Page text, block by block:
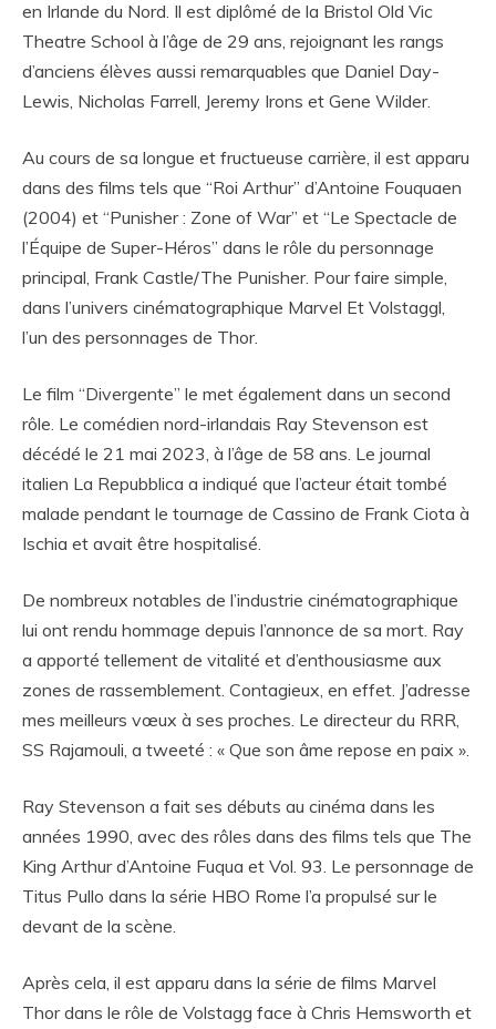
en Irlande du Nord. Il est diplômé de la Bristol Old Vic
Theatre School à l’âge de 29 ans, rejoignant les rangs
d’anciens élèves aussi remarquables que Daniel Day-
Lewis, Nicholas Farrell, Jeremy Irons et Gene Wilder.
Au cours de sa longue et fructueuse carrière, il est apparu
dans des films tels que “Roi Arthur” d’Antoine Fouquaen
(2004) et “Punisher : Zone of War” et “Le Spectacle de
l’Équipe de Super-Héros” dans le rôle du personnage
principal, Frank Castle/The Punisher. Pour faire simple,
dans l’univers cinématographique Marvel Et Volstaggl,
l’un des personnages de Thor.
Le film “Divergente” le met également dans un second
rôle. Le comédien nord-irlandais Ray Stevenson est
décédé le 21 mai 2023, à l’âge de 58 ans. Le journal
italien La Repubblica a indiqué que l’acteur était tombé
malade pendant le tournage de Cassino de Frank Ciota à
Ischia et avait être hospitalisé.
De nombreux notables de l’industrie cinématographique
lui ont rendu hommage depuis l’annonce de sa mort. Ray
a apporté tellement de vitalité et d’enthousiasme aux
zones de rassemblement. Contagieux, en effet. J’adresse
mes meilleurs vœux à ses proches. Le directeur du RRR,
SS Rajamouli, a tweeté : « Que son âme repose en paix ».
Ray Stevenson a fait ses débuts au cinéma dans les
années 1990, avec des rôles dans des films tels que The
King Arthur d’Antoine Fuqua et Vol. 93. Le personnage de
Titus Pullo dans la série HBO Rome l’a propulsé sur le
devant de la scène.
Après cela, il est apparu dans la série de films Marvel
Thor dans le rôle de Volstagg face à Chris Hemsworth et